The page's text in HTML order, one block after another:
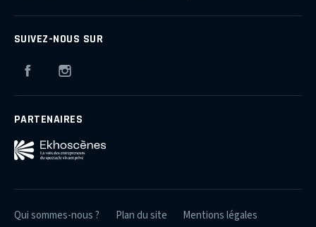
SUIVEZ-NOUS SUR
Facebook
PARTENAIRES
Qui sommes-nous ? Plan du site Mentions légales